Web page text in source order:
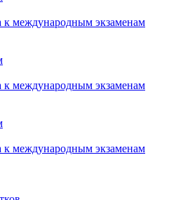
к международным экзаменам
к международным экзаменам
к международным экзаменам